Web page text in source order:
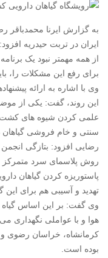
به گزارش ایرنا محمدباقر
ایران در تربت حیدریه
از همه مهمتر نبود یک
برای رفع این مشکلات را،
وی با اشاره به ارائه
این روند، گفت: یکی از
علمی کردن شیوه های کشت
سنتی و خام فروشی گیاهان
رضایی افزود: بتازگی
روش پلاسمای سرد متمرکز
پاستوریزه کردن گیاهان
تهدید و آسیبی هم برای این
وی گفت: بر این اساس
هوا و با عواملی نگهداری
کرمانشاه، خراسان رضوی و
بوده است.